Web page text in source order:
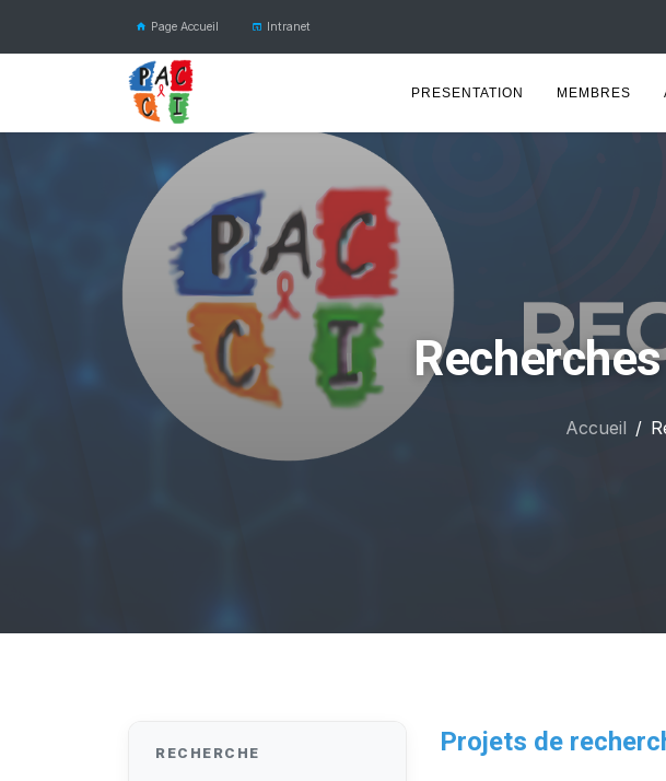
Page Accueil Intranet
PRESENTATION MEMBRES
Accueil
RECHERCHE Projets de